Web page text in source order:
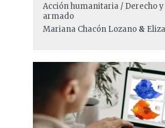
Acción humanitaria / Derecho
armado
Mariana Chacón Lozano&